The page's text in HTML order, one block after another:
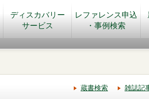
ディスカバリー
サービス
レファレンス申込
・事例検索
蔵書検索 雑誌記